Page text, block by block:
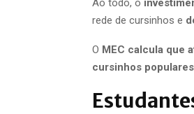
Ao todo, o
rede de cursinhos e
O MEC calcula que
cursinhos